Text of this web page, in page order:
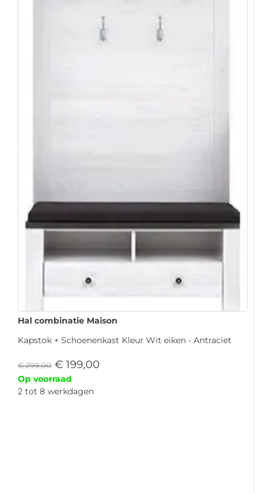
Hal combinatie Maison
Kapstok + Schoenenkast Kleur Wit eiken - Antraciet
€299,00 € 199,00
Op voorraad
2 tot 8 werkdagen